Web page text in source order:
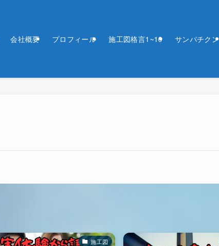
会社概要 プロフィール 施工図格言1~10 サンパチクン
施工図